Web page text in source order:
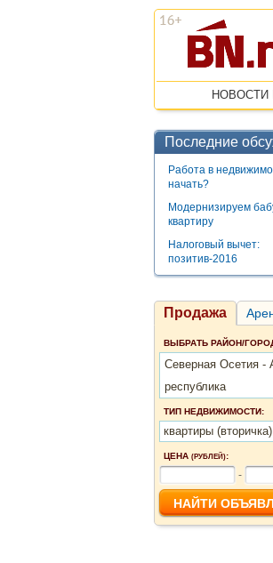
НОВОСТИ
Последние
Работа в
начать?
Модернизируем
квартиру
Налоговый вычет:
позитив-2016
Продажа
ВЫБРАТЬ РАЙОН/
Северная Осетия -
республика
ТИП НЕДВИЖИМОСТИ:
квартиры (вторичка)
ЦЕНА (РУБЛЕЙ):
-